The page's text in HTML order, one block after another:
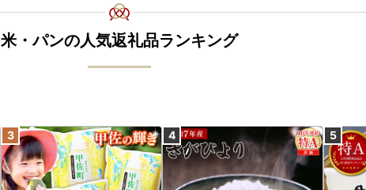
米・パンの人気返礼品ランキング